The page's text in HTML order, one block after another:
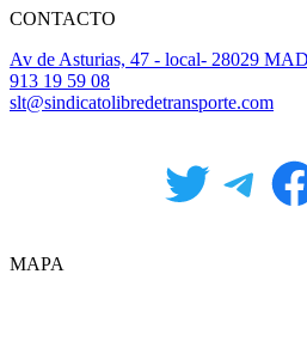
CONTACTO
Av de Asturias, 47 - local- 28029
913 19 59 08
slt@sindicatolibredetransporte.com
Twitter
MAPA